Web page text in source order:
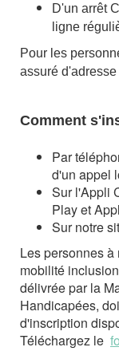
D'un arrêt
ligne
Pour les
assuré
Comment
Par
d'un appel
Sur l'Appli
Play et
Sur notre
Les personnes
mobilité
délivrée par la
Handicapées,
d'inscription
Téléchargez le